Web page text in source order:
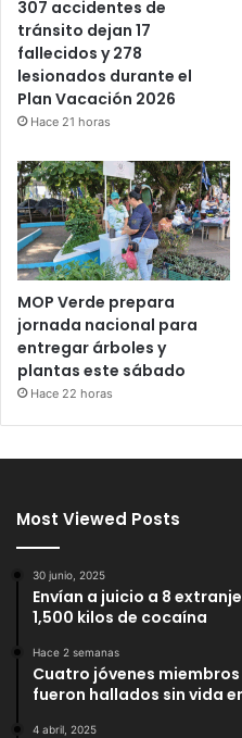
307 accidentes de
tránsito dejan 17
fallecidos y 278
lesionados durante el
Plan Vacación 2026
Hace 21 horas
MOP Verde prepara
jornada nacional para
entregar árboles y
plantas este sábado
Hace 22 horas
Most Viewed Posts
30 junio, 2025
Envían a juicio a 8
1,500 kilos de cocaína
Hace 2 semanas
Cuatro jóvenes
fueron hallados sin vida
4 abril, 2025